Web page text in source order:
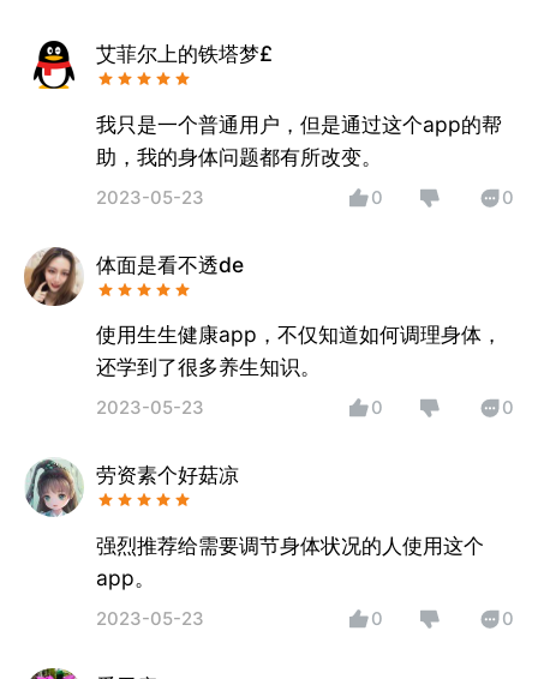
艾菲尔上的铁塔梦£
我只是一个普通用户，但是通过这个app的帮
助，我的身体问题都有所改变。
2023-05-23 0 0
体面是看不透de
使用生生健康app，不仅知道如何调理身体，
还学到了很多养生知识。
2023-05-23 0 0
劳资素个好菇凉
强烈推荐给需要调节身体状况的人使用这个
app。
2023-05-23 0 0